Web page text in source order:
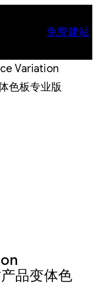
免费建站
Variation
色板专业版
品变体色